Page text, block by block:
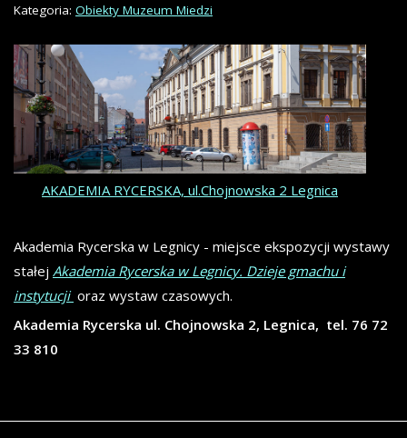
Kategoria: Obiekty Muzeum Miedzi
AKADEMIA RYCERSKA, ul.Chojnowska 2 Legnica
Akademia Rycerska w Legnicy - miejsce ekspozycji wystawy
stałej Akademia Rycerska w Legnicy. Dzieje gmachu i
instytucji oraz wystaw czasowych.
Akademia Rycerska ul. Chojnowska 2, Legnica, tel. 76 72
33 810